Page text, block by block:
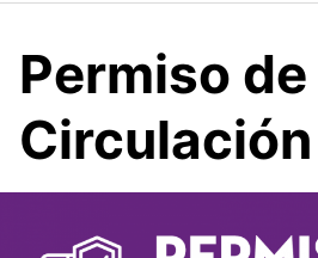
Permiso de